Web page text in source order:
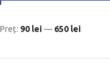
Preț: 90 lei— 650 lei